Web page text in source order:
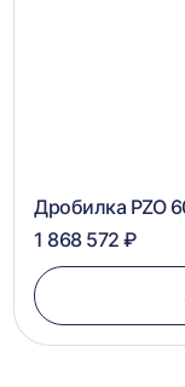
Дробилка PZO
1 868 572 ₽